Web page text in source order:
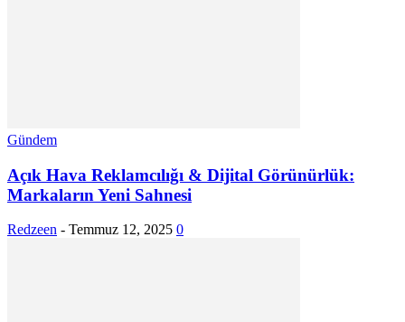
Gündem
Açık Hava Reklamcılığı & Dijital Görünürlük:
Markaların Yeni Sahnesi
Redzeen - Temmuz 12, 2025 0